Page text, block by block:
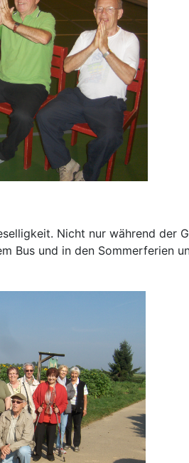
Nicht nur während der
Bus und in den Sommerferien